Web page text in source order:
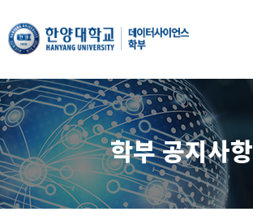
한양대학교
데이터사이언스학과
학부 공지사항